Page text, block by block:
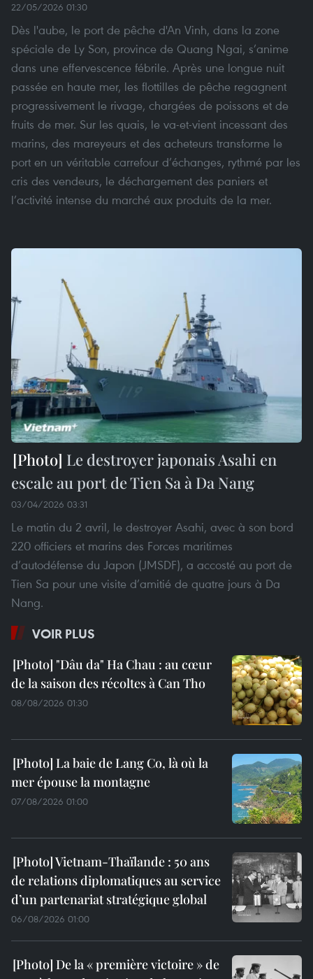
22/05/2026 01:30
Dès l'aube, le port de pêche d'An Vinh, dans la zone
spéciale de Ly Son, province de Quang Ngai, s’anime
dans une effervescence fébrile. Après une longue nuit
passée en haute mer, les flottilles de pêche regagnent
progressivement le rivage, chargées de poissons et de
fruits de mer. Sur les quais, le va-et-vient incessant des
marins, des mareyeurs et des acheteurs transforme le
port en un véritable carrefour d’échanges, rythmé par les
cris des vendeurs, le déchargement des paniers et
l’activité intense du marché aux produits de la mer.
Le destroyer japonais Asahi en
escale au port de Tien Sa à Da Nang
03/04/2026 03:31
Le matin du 2 avril, le destroyer Asahi, avec à son bord
220 officiers et marins des Forces maritimes
d’autodéfense du Japon (JMSDF), a accosté au port de
Tien Sa pour une visite d’amitié de quatre jours à Da
Nang.
VOIR PLUS
"Dâu da" Ha Chau : au cœur
de la saison des récoltes à Can Tho
08/08/2026 01:30
La baie de Lang Co, là où la
mer épouse la montagne
07/08/2026 01:00
Vietnam-Thaïlande : 50 ans
de relations diplomatiques au service
d’un partenariat stratégique global
06/08/2026 01:00
De la « première victoire » de